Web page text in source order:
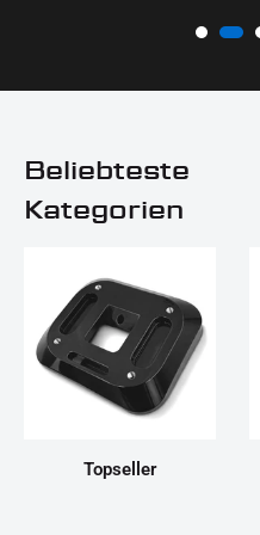
Beliebteste
Kategorien
Topseller